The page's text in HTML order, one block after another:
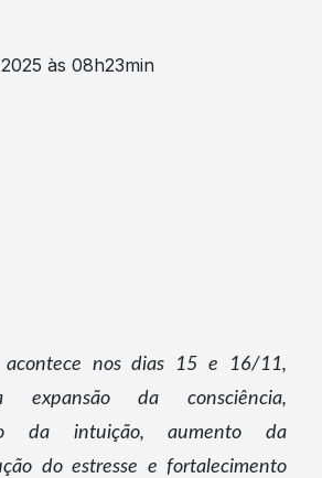
às 08h23min
acontece nos dias 15 e 16/11,
expansão da consciência,
da intuição, aumento da
do estresse e fortalecimento